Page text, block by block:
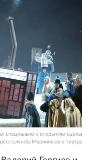
специально к открытию сцены
служба Мариинского театра